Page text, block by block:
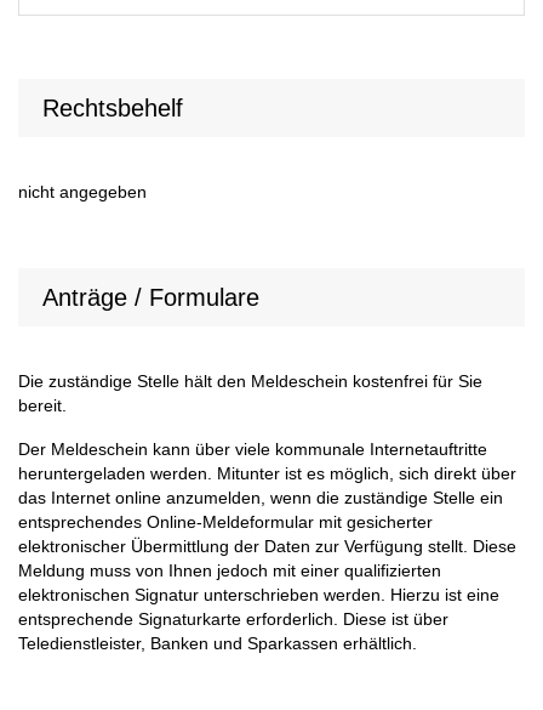
Rechtsbehelf
nicht angegeben
Anträge / Formulare
Die zuständige Stelle hält den Meldeschein kostenfrei für Sie
bereit.
Der Meldeschein kann über viele kommunale Internetauftritte
heruntergeladen werden. Mitunter ist es möglich, sich direkt über
das Internet online anzumelden, wenn die zuständige Stelle ein
entsprechendes Online-Meldeformular mit gesicherter
elektronischer Übermittlung der Daten zur Verfügung stellt. Diese
Meldung muss von Ihnen jedoch mit einer qualifizierten
elektronischen Signatur unterschrieben werden. Hierzu ist eine
entsprechende Signaturkarte erforderlich. Diese ist über
Teledienstleister, Banken und Sparkassen erhältlich.